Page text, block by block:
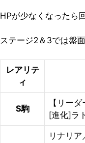
HPが少なくなったら
ステージ2＆3では盤
レアリテ
ィ
S駒
【リー
[進化]ラ
リナリ